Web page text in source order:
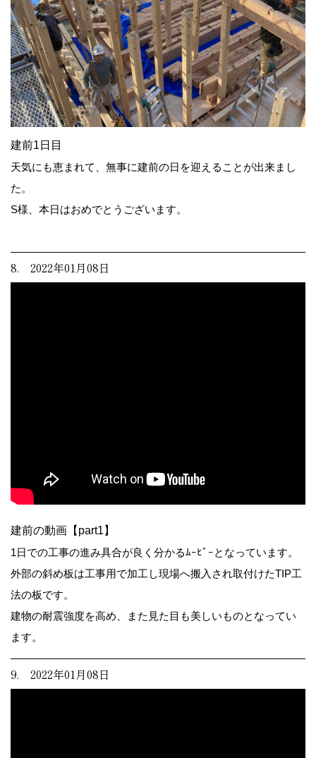
建前1日目
天気にも恵まれて、無事に建前の日を迎えることが出来まし
た。
S様、本日はおめでとうございます。
8. 2022年01月08日
建前の動画【part1】
1日での工事の進み具合が良く分かるﾑｰﾋﾞｰとなっています。
外部の斜め板は工事用で加工し現場へ搬入され取付けたTIP工
法の板です。
建物の耐震強度を高め、また見た目も美しいものとなってい
ます。
9. 2022年01月08日